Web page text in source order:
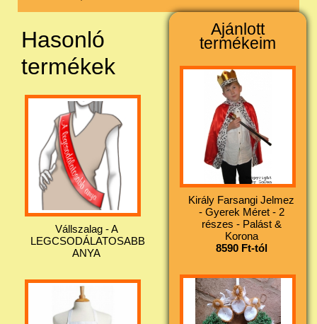
Hasonló
termékek
Vállszalag - A
LEGCSODÁLATOSABB
ANYA
Ajánlott
termékeim
Király Farsangi Jelmez
- Gyerek Méret - 2
részes - Palást &
Korona
8590 Ft-tól